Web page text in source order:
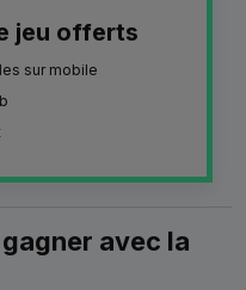
jeu offerts
sur mobile
avec la